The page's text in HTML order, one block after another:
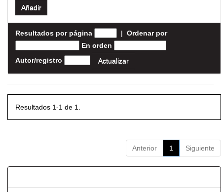
Resultados por página | Ordenar por
En orden
Autor/registro
Resultados 1-1 de 1.
Anterior 1 Siguiente